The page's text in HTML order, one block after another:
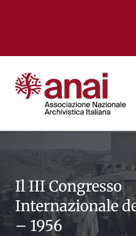
Vita associativa
Professione
Il III Congresso
Internazionale
– 1956